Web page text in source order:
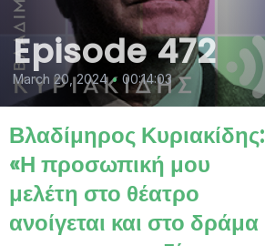
Episode 472
March 20, 2024 • 00:14:03
Βλαδίμηρος Κυριακίδης:
«Η προσωπική μου
μελέτη στο θέατρο
ανοίγεται και στο δράμα